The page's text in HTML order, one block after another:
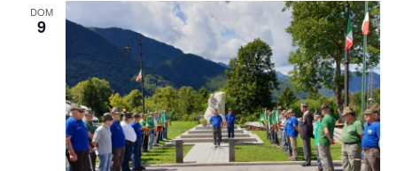
viste
DOM
9